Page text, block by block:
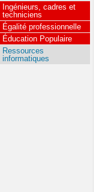
Ingénieurs, cadres et
techniciens
Égalité professionnelle
Éducation Populaire
Ressources
informatiques